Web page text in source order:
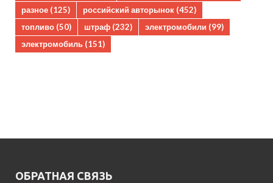
разное (125) российский авторынок (452)
топливо (50) штраф (232) электромобили (99)
электромобиль (151)
ОБРАТНАЯ СВЯЗЬ